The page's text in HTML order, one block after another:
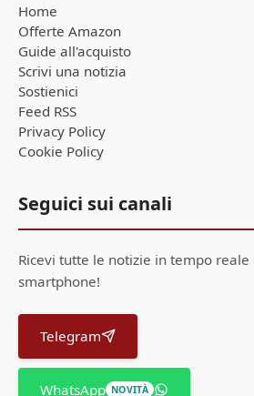
Home
Offerte Amazon
Guide all'acquisto
Scrivi una notizia
Sostienici
Feed RSS
Privacy Policy
Cookie Policy
Seguici sui canali
Ricevi tutte le notizie in tempo
smartphone!
Telegram
WhatsApp NOVITÀ